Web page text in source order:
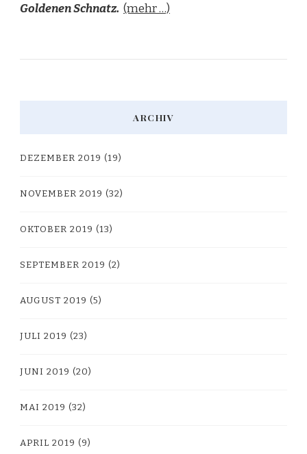
Goldenen Schnatz. (mehr …)
ARCHIV
DEZEMBER 2019 (19)
NOVEMBER 2019 (32)
OKTOBER 2019 (13)
SEPTEMBER 2019 (2)
AUGUST 2019 (5)
JULI 2019 (23)
JUNI 2019 (20)
MAI 2019 (32)
APRIL 2019 (9)